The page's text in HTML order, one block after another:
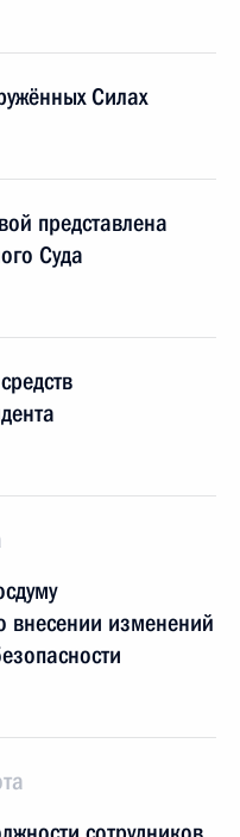
Силах
представлена
Суда
внесении изменений